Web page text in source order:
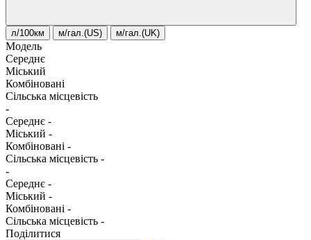
л/100км м/гал.(US) м/гал.(UK)
Модель
Середнє
Міський
Комбіновані
Сільська місцевість
-
Середнє -
Міський -
Комбіновані -
Сільська місцевість -
-
Середнє -
Міський -
Комбіновані -
Сільська місцевість -
Поділитися